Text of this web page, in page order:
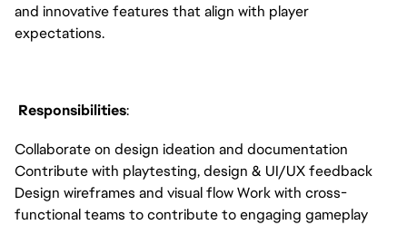
and innovative features that align with player
expectations.
Responsibilities:
Collaborate on design ideation and documentation
Contribute with playtesting, design & UI/UX feedback
Design wireframes and visual flow Work with cross-
functional teams to contribute to engaging gameplay